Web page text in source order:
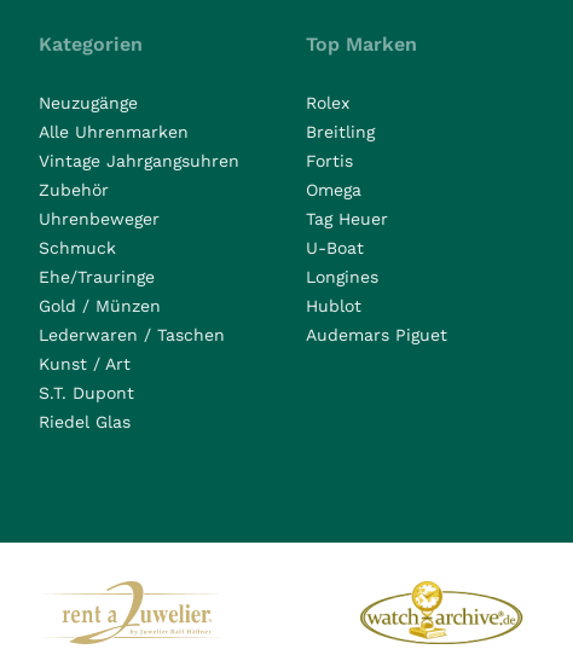
Kategorien
Neuzugänge
Alle Uhrenmarken
Vintage Jahrgangsuhren
Zubehör
Uhrenbeweger
Schmuck
Ehe/Trauringe
Gold / Münzen
Lederwaren / Taschen
Kunst / Art
S.T. Dupont
Riedel Glas
Top Marken
Rolex
Breitling
Fortis
Omega
Tag Heuer
U-Boat
Longines
Hublot
Audemars Piguet